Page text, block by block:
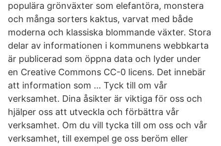
populära grönväxter som elefantöra, monstera
och många sorters kaktus, varvat med både
moderna och klassiska blommande växter. Stora
delar av informationen i kommunens webbkarta
är publicerad som öppna data och lyder under
en Creative Commons CC-0 licens. Det innebär
att information som … Tyck till om vår
verksamhet. Dina åsikter är viktiga för oss och
hjälper oss att utveckla och förbättra vår
verksamhet. Om du vill tycka till om oss och vår
verksamhet, till exempel ge oss beröm eller